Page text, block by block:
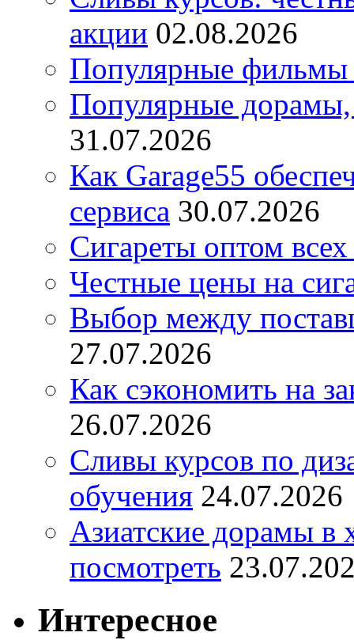
акции 02.08.2026
Популярные фильмы
Популярные дорамы,
31.07.2026
Как Garage55
сервиса 30.07.2026
Сигареты оптом
Честные цены на
Выбор между
27.07.2026
Как сэкономить на
26.07.2026
Сливы курсов по
обучения 24.07.2026
Азиатские дорамы в
посмотреть
Интересное